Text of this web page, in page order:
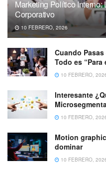
Marketing Político
Corporativo
10 FEBRERO, 2026
Cuando
Todo es “Para
10 FEBRERO,
Interesante
10 FEBRERO,
Motion
dominar
10 FEBRERO,